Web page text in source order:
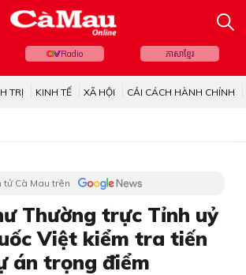
Radio ភាសាខ្មែរ
TRỊ KINH TẾ XÃ HỘI CẢI CÁCH HÀNH CHÍNH
Cà Mau trên
Thường trực Tỉnh uỷ
Việt kiểm tra tiến
án trọng điểm